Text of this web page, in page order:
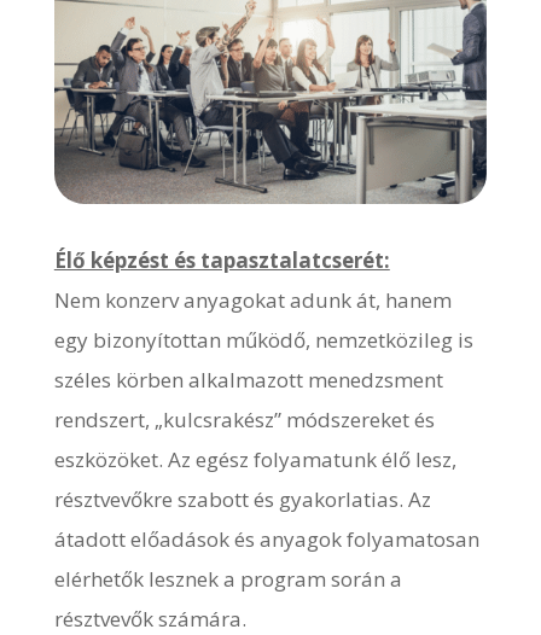
Élő képzést és tapasztalatcserét:
Nem konzerv anyagokat adunk át, hanem
egy bizonyítottan működő, nemzetközileg is
széles körben alkalmazott menedzsment
rendszert, „kulcsrakész” módszereket és
eszközöket. Az egész folyamatunk élő lesz,
résztvevőkre szabott és gyakorlatias. Az
átadott előadások és anyagok folyamatosan
elérhetők lesznek a program során a
résztvevők számára.